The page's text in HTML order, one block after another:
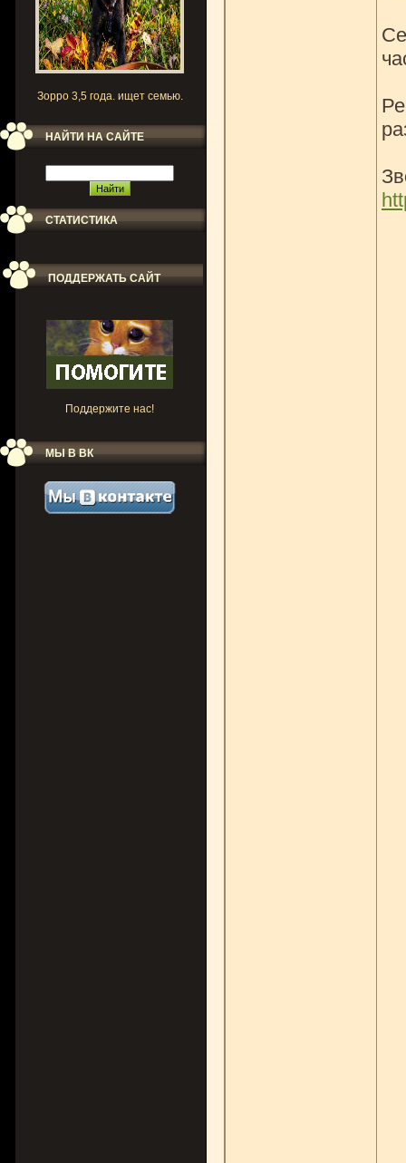
Зорро 3,5 года. ищет семью.
НАЙТИ НА САЙТЕ
СТАТИСТИКА
ПОДДЕРЖАТЬ САЙТ
Поддержите нас!
МЫ В ВК